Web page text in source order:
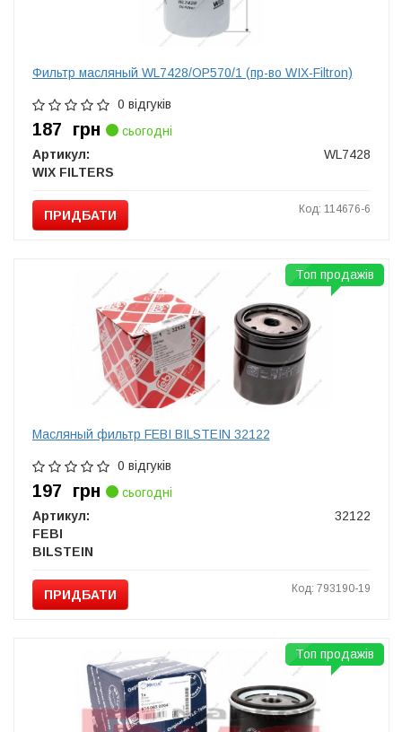
Фильтр масляный WL7428/OP570/1 (пр-во WIX-Filtron)
0 відгуків
187 грн
сьогодні
Артикул:
WL7428
WIX FILTERS
ПРИДБАТИ Код: 114676-6
Масляный фильтр FEBI BILSTEIN 32122
0 відгуків
197 грн
сьогодні
Артикул:
32122
FEBI
BILSTEIN
ПРИДБАТИ Код: 793190-19
Топ продажів
Топ продажів